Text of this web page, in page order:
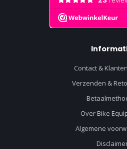
Contact &
Verzenden &
Over Bike
Algemene